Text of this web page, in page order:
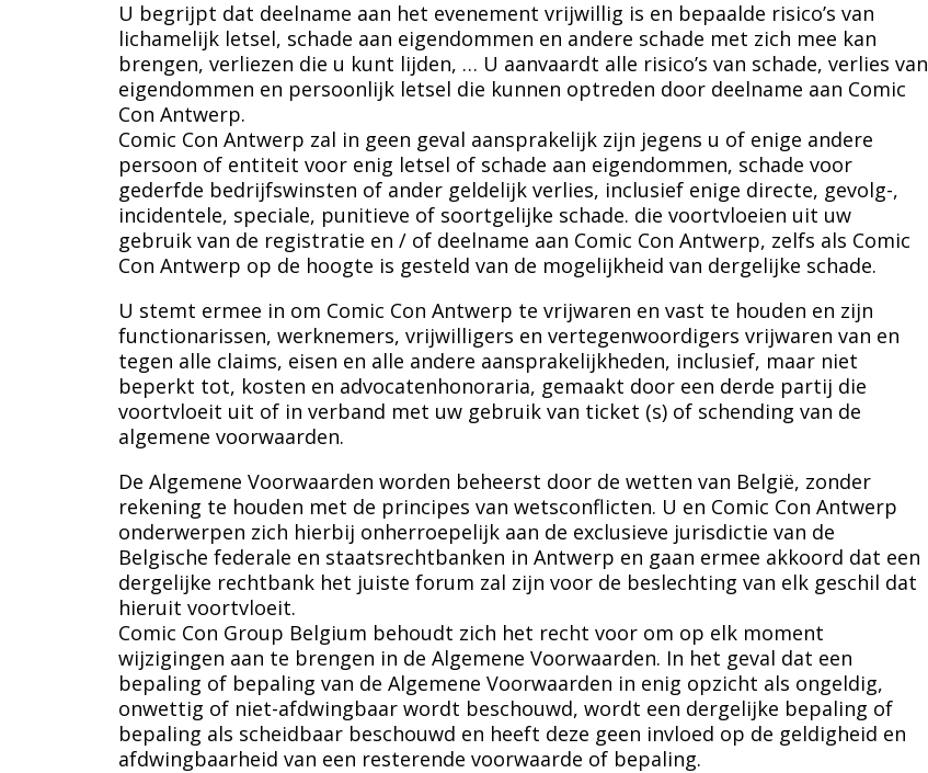
U begrijpt dat deelname aan het evenement vrijwillig is en bepaalde risico’s van
lichamelijk letsel, schade aan eigendommen en andere schade met zich mee kan
brengen, verliezen die u kunt lijden, … U aanvaardt alle risico’s van schade, verlies van
eigendommen en persoonlijk letsel die kunnen optreden door deelname aan Comic
Con Antwerp.
Comic Con Antwerp zal in geen geval aansprakelijk zijn jegens u of enige andere
persoon of entiteit voor enig letsel of schade aan eigendommen, schade voor
gederfde bedrijfswinsten of ander geldelijk verlies, inclusief enige directe, gevolg-,
incidentele, speciale, punitieve of soortgelijke schade. die voortvloeien uit uw
gebruik van de registratie en / of deelname aan Comic Con Antwerp, zelfs als Comic
Con Antwerp op de hoogte is gesteld van de mogelijkheid van dergelijke schade.
U stemt ermee in om Comic Con Antwerp te vrijwaren en vast te houden en zijn
functionarissen, werknemers, vrijwilligers en vertegenwoordigers vrijwaren van en
tegen alle claims, eisen en alle andere aansprakelijkheden, inclusief, maar niet
beperkt tot, kosten en advocatenhonoraria, gemaakt door een derde partij die
voortvloeit uit of in verband met uw gebruik van ticket (s) of schending van de
algemene voorwaarden.
De Algemene Voorwaarden worden beheerst door de wetten van België, zonder
rekening te houden met de principes van wetsconflicten. U en Comic Con Antwerp
onderwerpen zich hierbij onherroepelijk aan de exclusieve jurisdictie van de
Belgische federale en staatsrechtbanken in Antwerp en gaan ermee akkoord dat een
dergelijke rechtbank het juiste forum zal zijn voor de beslechting van elk geschil dat
hieruit voortvloeit.
Comic Con Group Belgium behoudt zich het recht voor om op elk moment
wijzigingen aan te brengen in de Algemene Voorwaarden. In het geval dat een
bepaling of bepaling van de Algemene Voorwaarden in enig opzicht als ongeldig,
onwettig of niet-afdwingbaar wordt beschouwd, wordt een dergelijke bepaling of
bepaling als scheidbaar beschouwd en heeft deze geen invloed op de geldigheid en
afdwingbaarheid van een resterende voorwaarde of bepaling.